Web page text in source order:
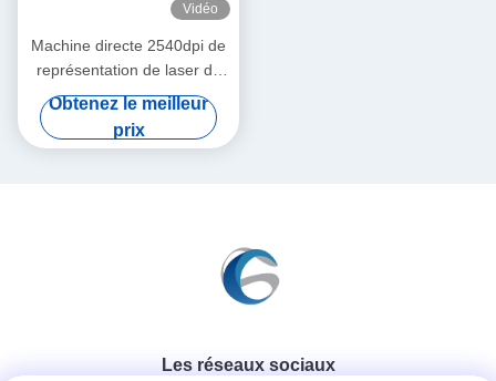
Vidéo
Machine directe 2540dpi de
représentation de laser de
CTS700 133LPI
Obtenez le meilleur
prix
Les réseaux sociaux